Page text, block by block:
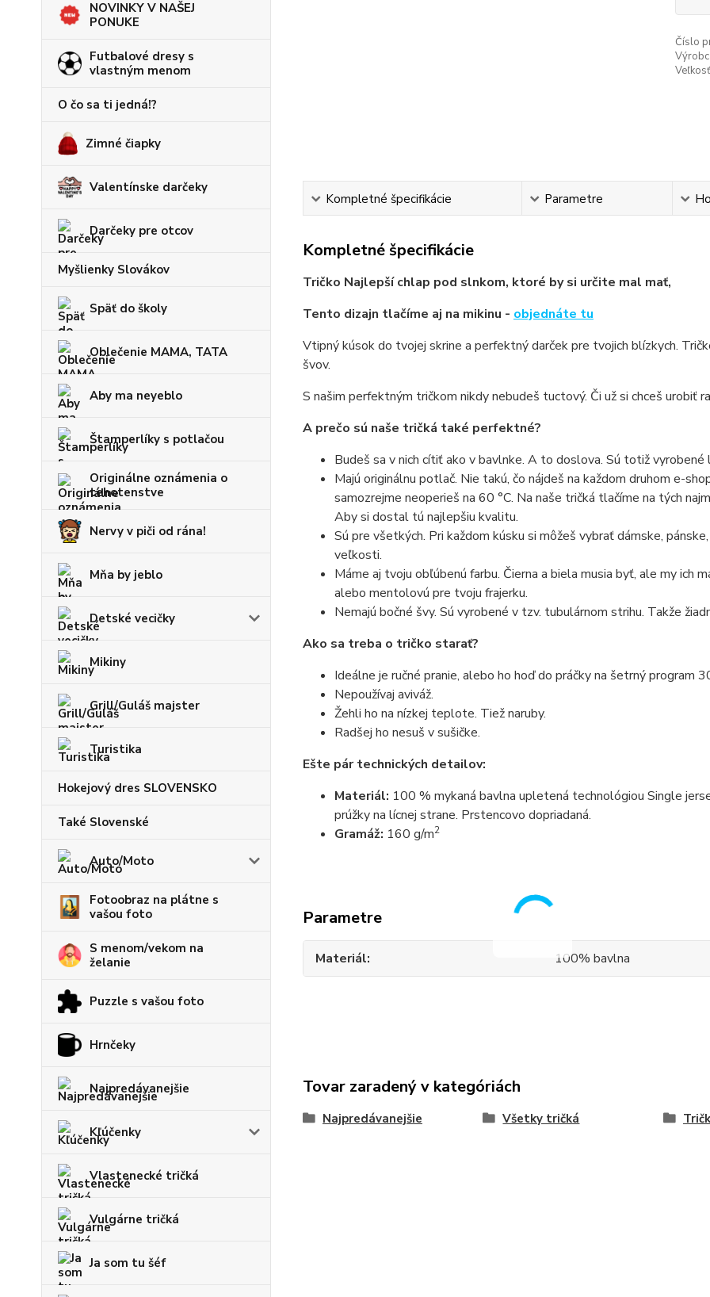
NOVINKY V NAŠEJ
PONUKE
Futbalové dresy s
vlastným menom
O čo sa ti jedná!?
Zimné čiapky
Valentínske darčeky
Darčeky pre otcov
Myšlienky Slovákov
Späť do školy
Oblečenie MAMA, TATA
Aby ma neyeblo
Štamperlíky s potlačou
Originálne oznámenia o
tehotenstve
Nervy v piči od rána!
Mňa by jeblo
Detské vecičky
Mikiny
Grill/Guláš majster
Turistika
Hokejový dres SLOVENSKO
Také Slovenské
Auto/Moto
Fotoobraz na plátne s
vašou foto
S menom/vekom na
želanie
Puzzle s vašou foto
Hrnčeky
Najpredávanejšie
Kľúčenky
Vlastenecké tričká
Vulgárne tričká
Ja som tu šéf
Číslo
Kompletné špecifikácie Parametre
Kompletné špecifikácie
Tričko Najlepší chlap pod slnkom, ktoré by si určite mal mať,
Tento dizajn tlačíme aj na mikinu - objednáte tu
Vtipný kúsok do tvojej skrine a perfektný darček pre tvojich blízkych.
švov.
S našim perfektným tričkom nikdy nebudeš tuctový. Či už si chceš urobiť
A prečo sú naše tričká také perfektné?
Budeš sa v nich cítiť ako v bavlnke. A to doslova. Sú totiž
Majú originálnu potlač. Nie takú, čo nájdeš na každom druhom e-
samozrejme neoperieš na 60 °C. Na naše tričká tlačíme na tých
Aby si dostal tú najlepšiu kvalitu.
Sú pre všetkých. Pri každom kúsku si môžeš vybrať dámske,
veľkosti.
Máme aj tvoju obľúbenú farbu. Čierna a biela musia byť, ale my ich
alebo mentolovú pre tvoju frajerku.
Nemajú bočné švy. Sú vyrobené v tzv. tubulárnom strihu. Takže
Ako sa treba o tričko starať?
Ideálne je ručné pranie, alebo ho hoď do práčky na šetrný program
Nepoužívaj aviváž.
Žehli ho na nízkej teplote. Tiež naruby.
Radšej ho nesuš v sušičke.
Ešte pár technických detailov:
Materiál: 100 % mykaná bavlna upletená technológiou Single
prúžky na lícnej strane. Prstencovo dopriadaná.
Gramáž: 160 g/m2
Parametre
Materiál 100% bavlna
Tovar zaradený v kategóriách
Najpredávanejšie Všetky tričká